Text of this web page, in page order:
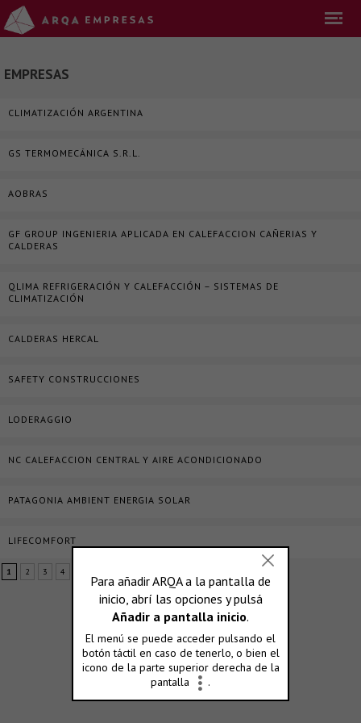
EMPRESAS
CLIMATIZACIÓN ARGENTINA
GS TERMOMECÁNICA S.R.L.
AOBRAS
GF GROUP INGENIERIA APLICADA EN CALEFACCION CAÑERIAS Y
CALDERAS
QLIMA REFRIGERACIÓN Y CALEFACCIÓN – SISTEMAS DE
CLIMATIZACIÓN
CALDERAS HERCAL
SAFETY CONSTRUCCIONES
LODERAGGIO
NC CALEFACCION CENTRAL Y AIRE ACONDICIONADO
PATAGONIA AMBIENT ENERGIA SOLAR
LIFECOMFORT
1 2 3 4